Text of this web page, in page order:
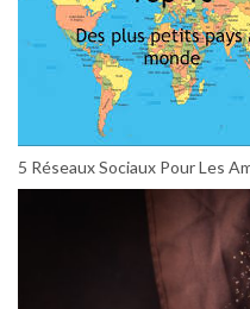
5 Réseaux Sociaux Pour Les